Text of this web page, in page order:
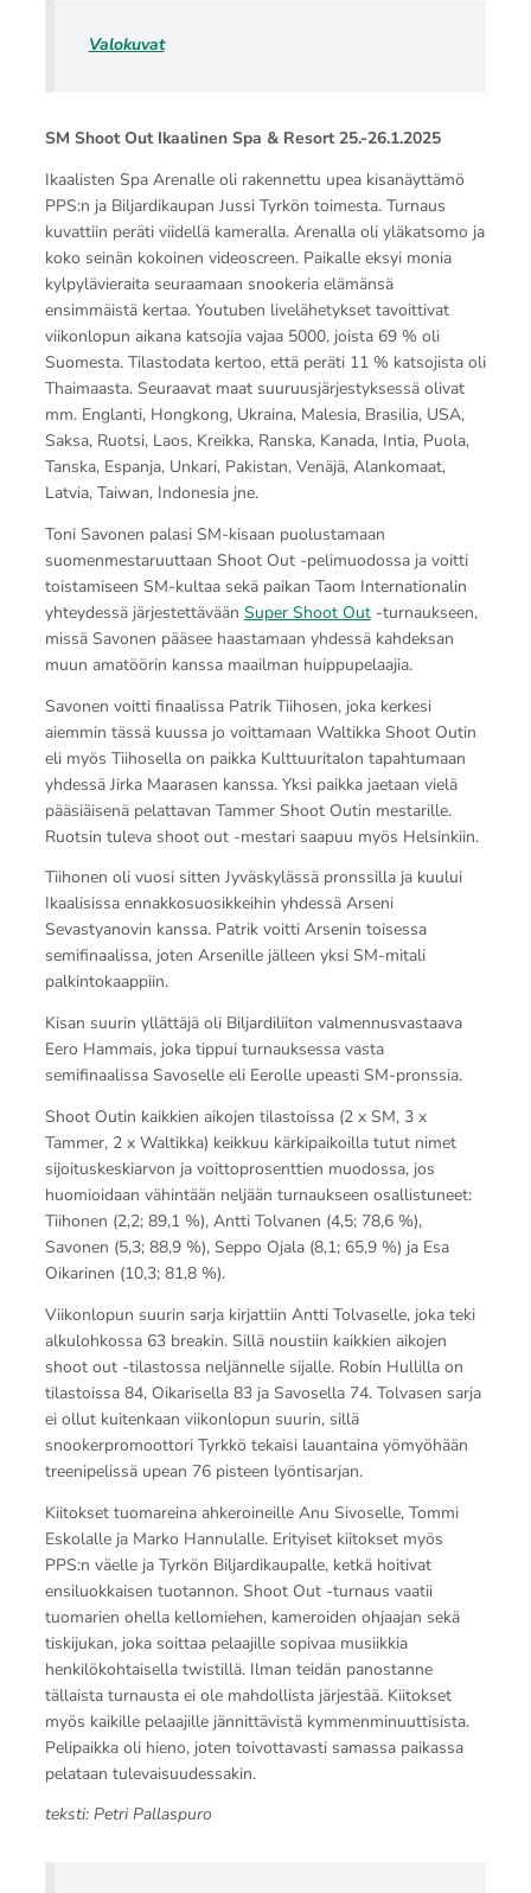
Valokuvat
SM Shoot Out Ikaalinen Spa & Resort 25.-26.1.2025
Ikaalisten Spa Arenalle oli rakennettu upea kisanäyttämö
PPS:n ja Biljardikaupan Jussi Tyrkön toimesta. Turnaus
kuvattiin peräti viidellä kameralla. Arenalla oli yläkatsomo ja
koko seinän kokoinen videoscreen. Paikalle eksyi monia
kylpylävieraita seuraamaan snookeria elämänsä
ensimmäistä kertaa. Youtuben livelähetykset tavoittivat
viikonlopun aikana katsojia vajaa 5000, joista 69 % oli
Suomesta. Tilastodata kertoo, että peräti 11 % katsojista oli
Thaimaasta. Seuraavat maat suuruusjärjestyksessä olivat
mm. Englanti, Hongkong, Ukraina, Malesia, Brasilia, USA,
Saksa, Ruotsi, Laos, Kreikka, Ranska, Kanada, Intia, Puola,
Tanska, Espanja, Unkari, Pakistan, Venäjä, Alankomaat,
Latvia, Taiwan, Indonesia jne.
Toni Savonen palasi SM-kisaan puolustamaan
suomenmestaruuttaan Shoot Out -pelimuodossa ja voitti
toistamiseen SM-kultaa sekä paikan Taom Internationalin
yhteydessä järjestettävään Super Shoot Out-turnaukseen,
missä Savonen pääsee haastamaan yhdessä kahdeksan
muun amatöörin kanssa maailman huippupelaajia.
Savonen voitti finaalissa Patrik Tiihosen, joka kerkesi
aiemmin tässä kuussa jo voittamaan Waltikka Shoot Outin
eli myös Tiihosella on paikka Kulttuuritalon tapahtumaan
yhdessä Jirka Maarasen kanssa. Yksi paikka jaetaan vielä
pääsiäisenä pelattavan Tammer Shoot Outin mestarille.
Ruotsin tuleva shoot out -mestari saapuu myös Helsinkiin.
Tiihonen oli vuosi sitten Jyväskylässä pronssilla ja kuului
Ikaalisissa ennakkosuosikkeihin yhdessä Arseni
Sevastyanovin kanssa. Patrik voitti Arsenin toisessa
semifinaalissa, joten Arsenille jälleen yksi SM-mitali
palkintokaappiin.
Kisan suurin yllättäjä oli Biljardiliiton valmennusvastaava
Eero Hammais, joka tippui turnauksessa vasta
semifinaalissa Savoselle eli Eerolle upeasti SM-pronssia.
Shoot Outin kaikkien aikojen tilastoissa (2 x SM, 3 x
Tammer, 2 x Waltikka) keikkuu kärkipaikoilla tutut nimet
sijoituskeskiarvon ja voittoprosenttien muodossa, jos
huomioidaan vähintään neljään turnaukseen osallistuneet:
Tiihonen (2,2; 89,1 %), Antti Tolvanen (4,5; 78,6 %),
Savonen (5,3; 88,9 %), Seppo Ojala (8,1; 65,9 %) ja Esa
Oikarinen (10,3; 81,8 %).
Viikonlopun suurin sarja kirjattiin Antti Tolvaselle, joka teki
alkulohkossa 63 breakin. Sillä noustiin kaikkien aikojen
shoot out -tilastossa neljännelle sijalle. Robin Hullilla on
tilastoissa 84, Oikarisella 83 ja Savosella 74. Tolvasen sarja
ei ollut kuitenkaan viikonlopun suurin, sillä
snookerpromoottori Tyrkkö tekaisi lauantaina yömyöhään
treenipelissä upean 76 pisteen lyöntisarjan.
Kiitokset tuomareina ahkeroineille Anu Sivoselle, Tommi
Eskolalle ja Marko Hannulalle. Erityiset kiitokset myös
PPS:n väelle ja Tyrkön Biljardikaupalle, ketkä hoitivat
ensiluokkaisen tuotannon. Shoot Out -turnaus vaatii
tuomarien ohella kellomiehen, kameroiden ohjaajan sekä
tiskijukan, joka soittaa pelaajille sopivaa musiikkia
henkilökohtaisella twistillä. Ilman teidän panostanne
tällaista turnausta ei ole mahdollista järjestää. Kiitokset
myös kaikille pelaajille jännittävistä kymmenminuuttisista.
Pelipaikka oli hieno, joten toivottavasti samassa paikassa
pelataan tulevaisuudessakin.
teksti: Petri Pallaspuro